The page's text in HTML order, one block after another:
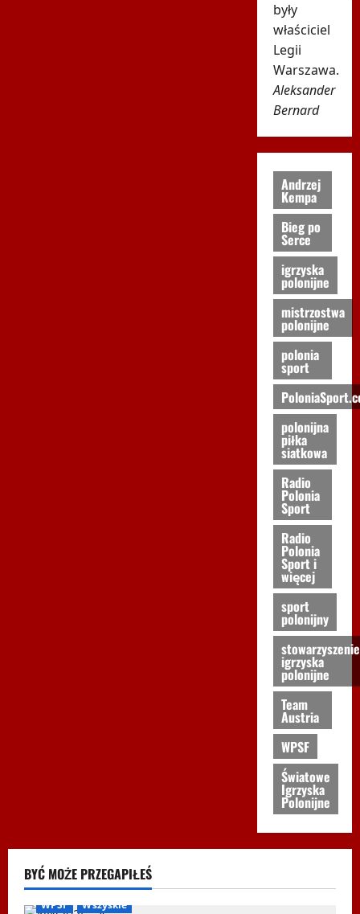
były
właściciel
Legii
Warszawa.
Aleksander
Bernard
Andrzej
Kempa
Bieg po
Serce
igrzyska
polonijne
mistrzostwa
polonijne
polonia
sport
polonijna
piłka
siatkowa
Radio
Polonia
Sport
Radio
Polonia
Sport i
więcej
sport
polonijny
stowarzyszenie
igrzyska
polonijne
Team
Austria
WPSF
Światowe
Igrzyska
Polonijne
BYĆ MOŻE PRZEGAPIŁEŚ
Biegi i rekreacja Inne
WPSF
Wszyskie